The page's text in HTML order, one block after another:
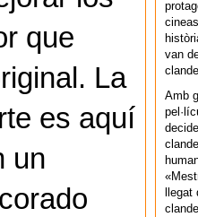
que
La
es aquí
un
van
Amb